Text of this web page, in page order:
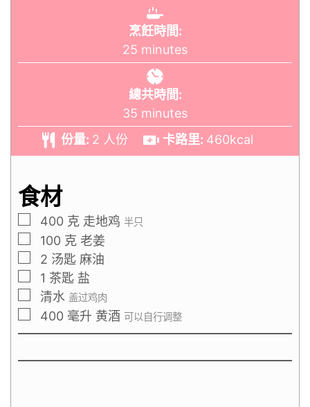
烹飪時間:
25 minutes
總共時間:
35 minutes
份量: 2 人份 卡路里: 460kcal
食材
400 克 走地鸡 半只
100 克 老姜
2 汤匙 麻油
1 茶匙 盐
清水 盖过鸡肉
400 毫升 黄酒 可以自行调整